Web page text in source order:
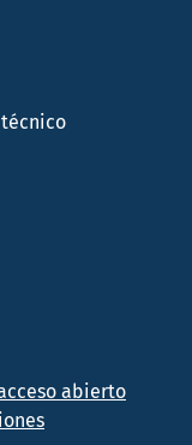
abierto